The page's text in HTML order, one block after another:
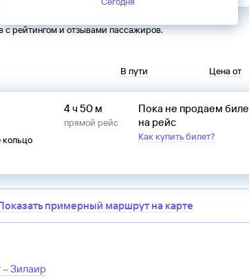
автобус из
с рейтингом и отзывами пассажиров.
В пути Цена от
кольцо
4 ч 50 м
прямой рейс
Пока не продаем
на рейс
Как купить билет?
примерный маршрут на карте
–Зилаир